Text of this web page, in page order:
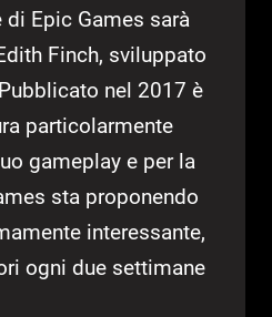
Epic Games sarà
Finch, sviluppato
nel 2017 è
particolarmente
gameplay e per la
sta proponendo
interessante,
ogni due settimane